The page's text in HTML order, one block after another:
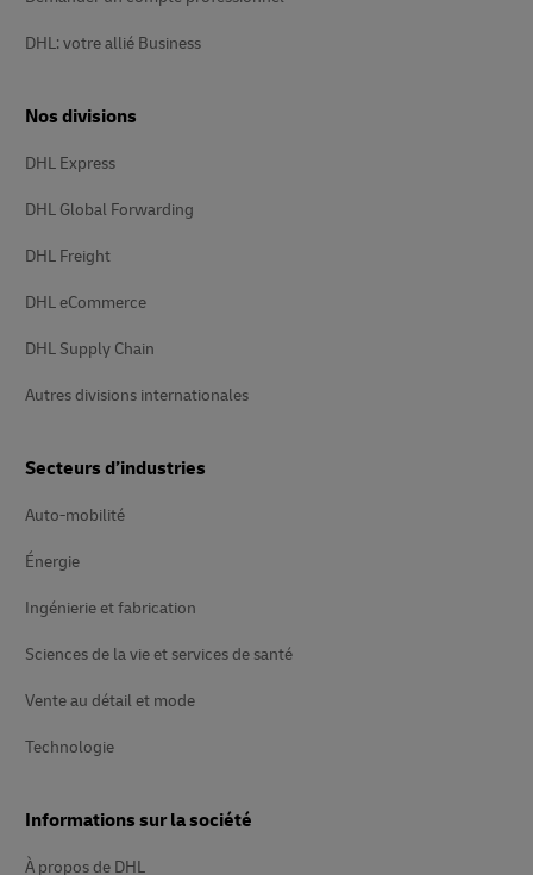
DHL: votre allié Business
Nos divisions
DHL Express
DHL Global Forwarding
DHL Freight
DHL eCommerce
DHL Supply Chain
Autres divisions internationales
Secteurs d’industries
Auto-mobilité
Énergie
Ingénierie et fabrication
Sciences de la vie et services de santé
Vente au détail et mode
Technologie
Informations sur la société
À propos de DHL